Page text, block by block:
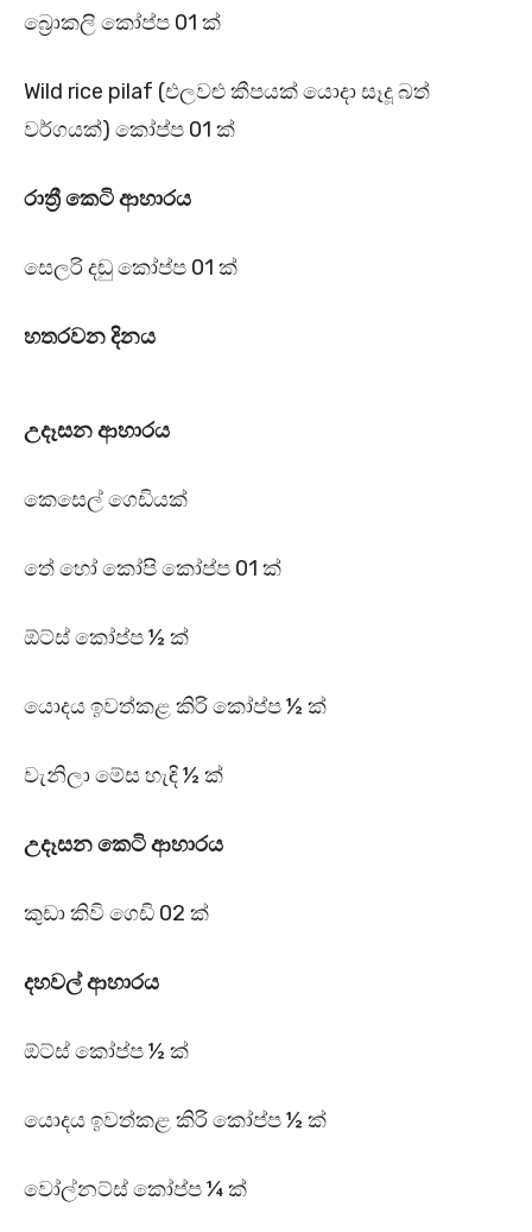
බ්‍රොකලි කෝප්ප 01 ක්
Wild rice pilaf (එලවළු කීපයක් යොදා සෑදූ බත්
වර්ගයක්) කෝප්ප 01 ක්
රාත්‍රී කෙටි ආහාරය
සෙලරි දඬු කෝප්ප 01 ක්
හතරවන දිනය
උදෑසන ආහාරය
කෙසෙල් ගෙඩියක්
තේ හෝ කෝපි කෝප්ප 01 ක්
ඕට්ස් කෝප්ප ½ ක්
යොදය ඉවත්කළ කිරි කෝප්ප ½ ක්
වැනිලා මේස හැඳි ½ ක්
උදෑසන කෙටි ආහාරය
කුඩා කිවි ගෙඩි 02 ක්
දහවල් ආහාරය
ඕට්ස් කෝප්ප ½ ක්
යොදය ඉවත්කළ කිරි කෝප්ප ½ ක්
වෝල්නට්ස් කෝප්ප ¼ ක්